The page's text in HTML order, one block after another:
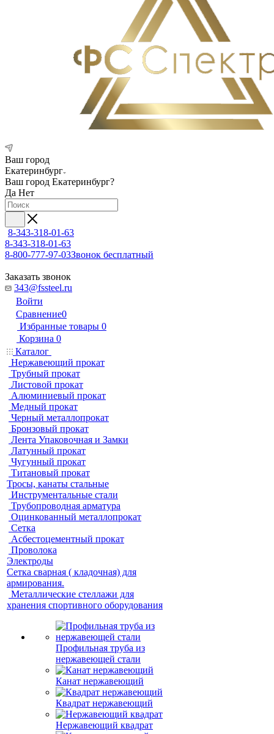
Ваш город
Екатеринбург
Ваш город Екатеринбург?
Да Нет
8-343-318-01-63
8-343-318-01-63
8-800-777-97-03Звонок бесплатный
Заказать звонок
343@fssteel.ru
Войти
Сравнение0
Избранные товары 0
Корзина 0
Каталог
Нержавеющий прокат
Трубный прокат
Листовой прокат
Алюминиевый прокат
Медный прокат
Черный металлопрокат
Бронзовый прокат
Лента Упаковочная и Замки
Латунный прокат
Чугунный прокат
Титановый прокат
Тросы, канаты стальные
Инструментальные стали
Трубопроводная арматура
Оцинкованный металлопрокат
Сетка
Асбестоцементный прокат
Проволока
Электроды
Сетка сварная ( кладочная) для
армирования.
Металлические стеллажи для
хранения спортивного оборудования
Профильная труба из
нержавеющей стали
Канат нержавеющий
Квадрат нержавеющий
Нержавеющий квадрат